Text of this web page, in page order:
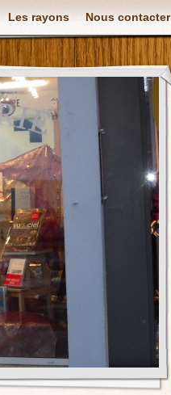
Les rayons Nous contacter